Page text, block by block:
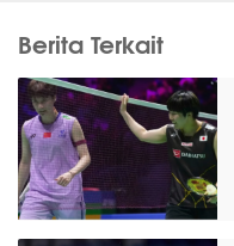
Berita Terkait